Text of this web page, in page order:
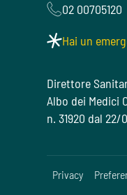
02 00705120
Hai un
Direttore
Albo dei Medici
n. 31920 dal 22/
Privacy